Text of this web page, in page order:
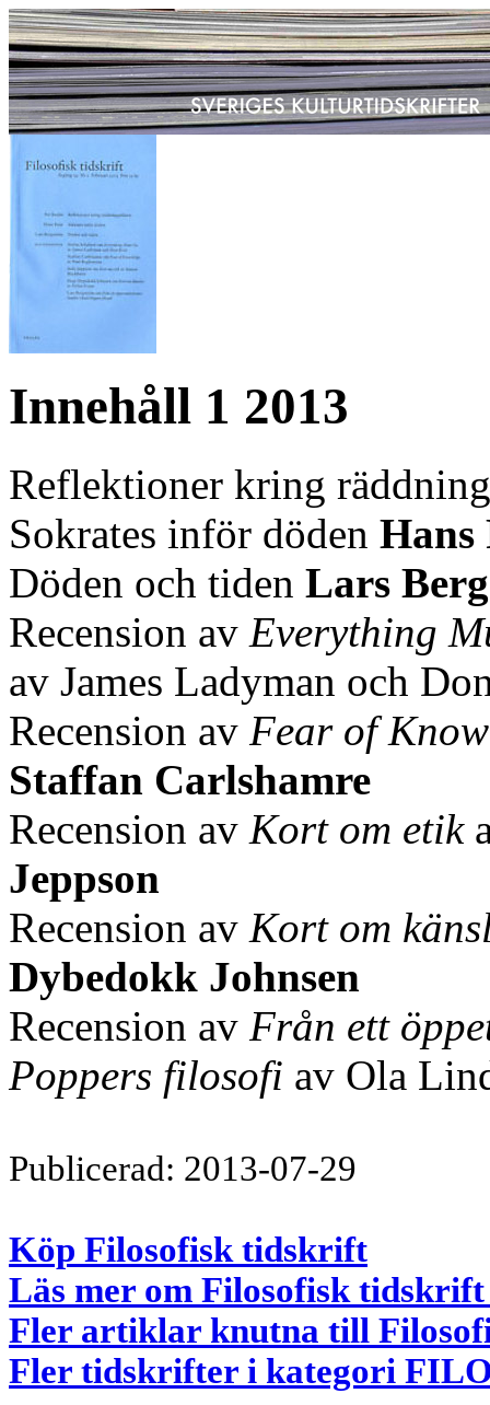
Innehåll 1 2013
Reflektioner kring
Sokrates inför döden Hans
Döden och tiden Lars
Recension av Everything
av James Ladyman och
Recension av Fear of
Staffan Carlshamre
Recension av Kort om etik
Jeppson
Recension av Kort om
Dybedokk Johnsen
Recension av Från ett
Poppers filosofi av Ola
Publicerad: 2013-07-29
Köp Filosofisk tidskrift
Läs mer om Filosofisk
Fler artiklar knutna till
Fler tidskrifter i kategori